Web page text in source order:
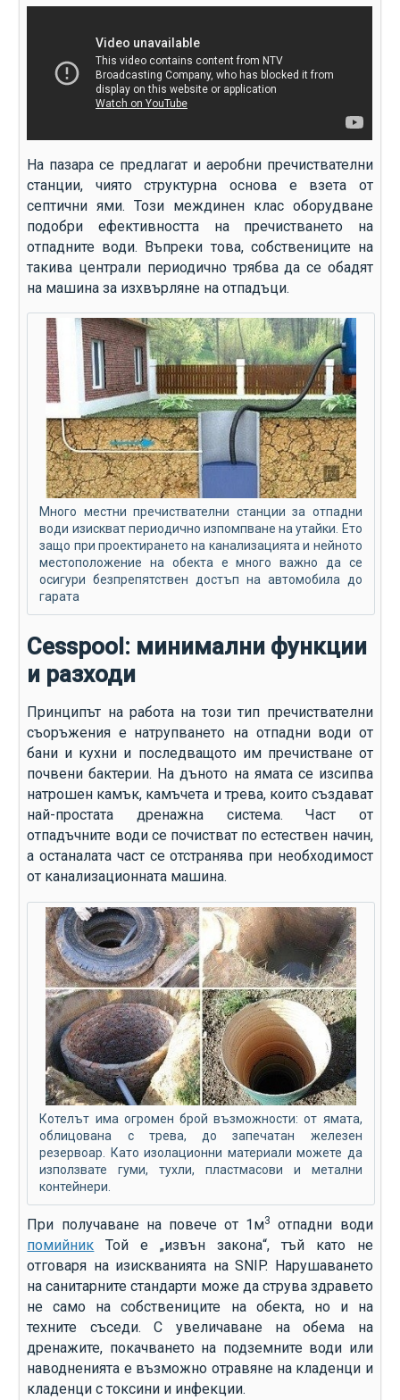
На пазара се предлагат и аеробни пречиствателни
станции, чиято структурна основа е взета от
септични ями. Този междинен клас оборудване
подобри ефективността на пречистването на
отпадните води. Въпреки това, собствениците на
такива централи периодично трябва да се обадят
на машина за изхвърляне на отпадъци.
Много местни пречиствателни станции за отпадни
води изискват периодично изпомпване на утайки. Ето
защо при проектирането на канализацията и нейното
местоположение на обекта е много важно да се
осигури безпрепятствен достъп на автомобила до
гарата
Cesspool: минимални функции
и разходи
Принципът на работа на този тип пречиствателни
съоръжения е натрупването на отпадни води от
бани и кухни и последващото им пречистване от
почвени бактерии. На дъното на ямата се изсипва
натрошен камък, камъчета и трева, които създават
най-простата дренажна система. Част от
отпадъчните води се почистват по естествен начин,
а останалата част се отстранява при необходимост
от канализационната машина.
Котелът има огромен брой възможности: от ямата,
облицована с трева, до запечатан железен
резервоар. Като изолационни материали можете да
използвате гуми, тухли, пластмасови и метални
контейнери.
При получаване на повече от 1м3
отпадни води
помийник Той е „извън закона“, тъй като не
отговаря на изискванията на SNIP. Нарушаването
на санитарните стандарти може да струва здравето
не само на собствениците на обекта, но и на
техните съседи. С увеличаване на обема на
дренажите, покачването на подземните води или
наводненията е възможно отравяне на кладенци и
кладенци с токсини и инфекции.